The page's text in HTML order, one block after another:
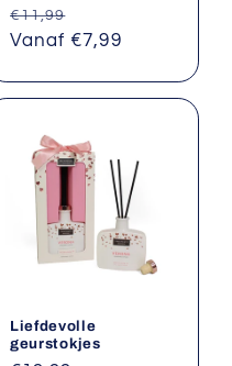
Normale
prijs
€11,99
Vanaf €7,99
Liefdevolle
geurstokjes